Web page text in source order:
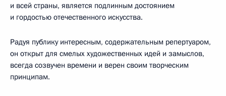
и всей страны, является подлинным достоянием
и гордостью отечественного искусства.
Радуя публику интересным, содержательным репертуаром,
он открыт для смелых художественных идей и замыслов,
всегда созвучен времени и верен своим творческим
принципам.